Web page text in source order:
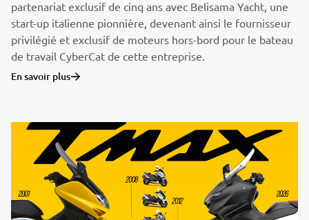
partenariat exclusif de cinq ans avec Belisama Yacht, une
start-up italienne pionnière, devenant ainsi le fournisseur
privilégié et exclusif de moteurs hors-bord pour le bateau
de travail CyberCat de cette entreprise.
En savoir plus